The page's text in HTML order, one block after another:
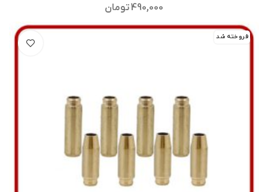
490,000تومان
فروخته شد